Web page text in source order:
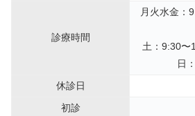
診療時間
月火水金：
土：9:30〜
日
休診日
初診